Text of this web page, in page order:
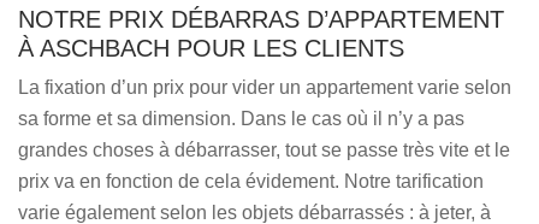
NOTRE PRIX DÉBARRAS D’APPARTEMENT
À ASCHBACH POUR LES CLIENTS
La fixation d’un prix pour vider un appartement varie selon
sa forme et sa dimension. Dans le cas où il n’y a pas
grandes choses à débarrasser, tout se passe très vite et le
prix va en fonction de cela évidement. Notre tarification
varie également selon les objets débarrassés : à jeter, à